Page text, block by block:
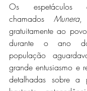
Os espetáculos
chamados Munera,
gratuitamente ao
durante o ano
população
grande entusiasmo e
detalhadas sobre a